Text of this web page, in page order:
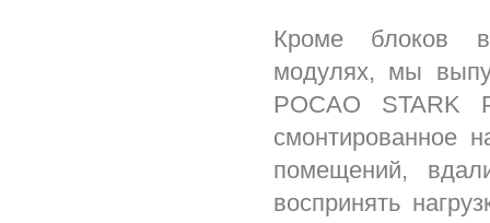
Кроме блоков
модулях, мы
РОСАО STARK
смонтированное
помещений,
воспринять